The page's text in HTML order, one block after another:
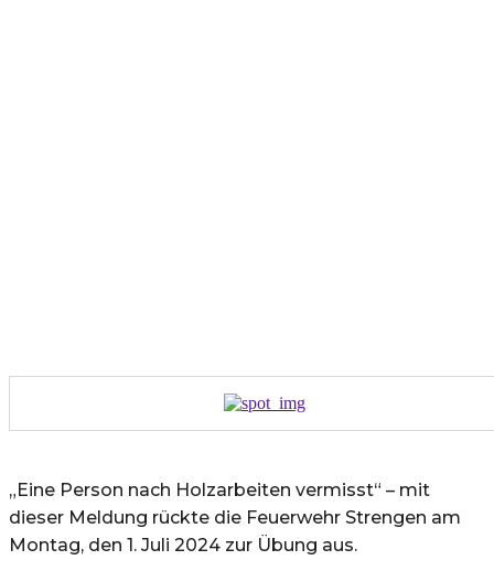
„Eine Person nach Holzarbeiten vermisst“ – mit
dieser Meldung rückte die Feuerwehr Strengen am
Montag, den 1. Juli 2024 zur Übung aus.